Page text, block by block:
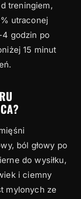
treningiem,
utraconej
4 godzin po
15 minut
ból głowy po
do wysiłku,
i ciemny
mylonych ze